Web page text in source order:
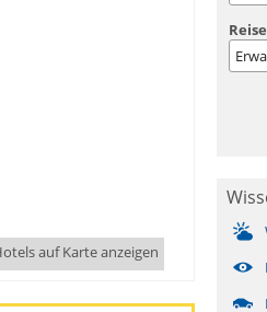
auf Karte anzeigen